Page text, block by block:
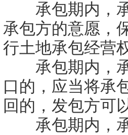
承包期内，承
承包方的意愿，
行土地承包经营
承包期内，承
口的，应当将承
回的，发包方可
承包期内，承